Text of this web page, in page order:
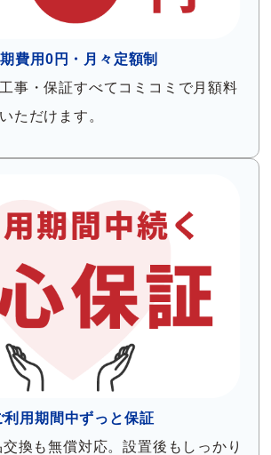
費用0円・月々定額制
事・保証すべてコミコミで月額料
ただけます。
利用期間中ずっと保証
換も無償対応。設置後もしっかり